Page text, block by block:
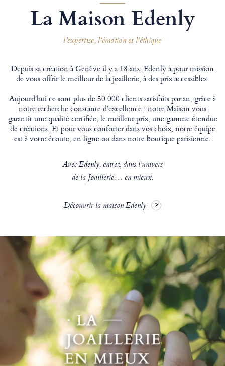
La Maison Edenly
l’expertise, l’émotion et l’éthique
Depuis sa création à Genève il y a 18 ans, Edenly a pour mission
de vous offrir le meilleur de la joaillerie, à des prix accessibles.
Aujourd'hui ce sont plus de 50 000 clients satisfaits par an, grâce à
notre recherche constante d’excellence : notre Maison vous
garantit une qualité certifiée, le meilleur prix, une gamme étendue
de créations. Et pour vous conforter dans vos choix, notre équipe
est à votre écoute, en ligne ou dans notre boutique parisienne.
Avec Edenly, entrez dans l’univers
de la Joaillerie… en mieux.
Découvrir la maison Edenly